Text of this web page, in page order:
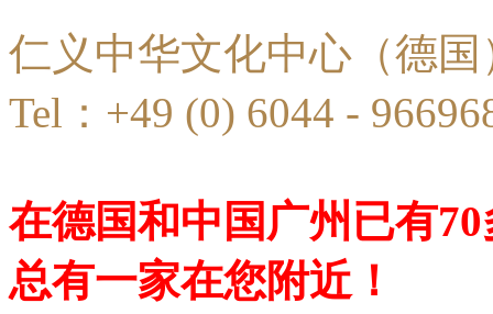
仁义中华文化中心（德国
Tel：+49 (0) 6044 -
在德国和中国广州已有
总有一家在您附近！